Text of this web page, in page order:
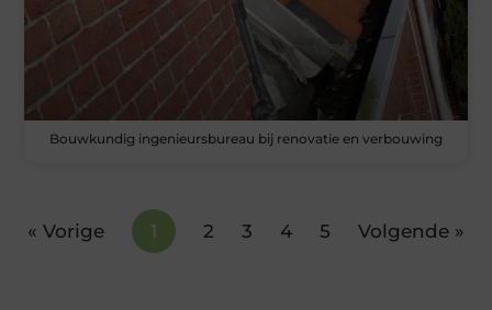
Bouwkundig ingenieursbureau bij renovatie en verbouwing
« Vorige 1 2 3 4 5 Volgende »